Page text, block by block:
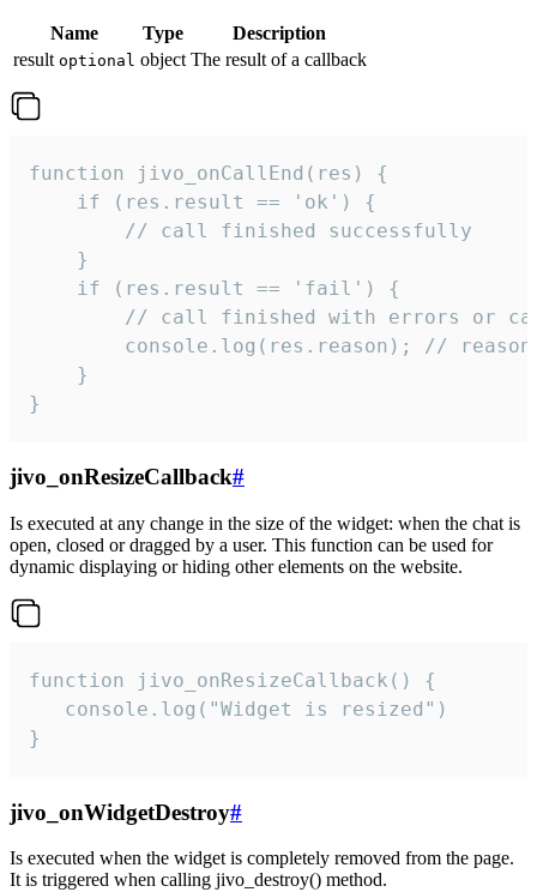
Name Type
Description
result optional object The result of a callback
function jivo_onCallEnd(res) {
    if (res.result == 'ok') {
        // call finished successfully
    }
    if (res.result == 'fail') {
// call finished with errors or
console.log(res.reason); //
    }
}
jivo_onResizeCallback#
Is executed at any change in the size of the widget: when the chat is
open, closed or dragged by a user. This function can be used for
dynamic displaying or hiding other elements on the website.
function jivo_onResizeCallback() {
   console.log("Widget is resized")
}
jivo_onWidgetDestroy#
Is executed when the widget is completely removed from the page.
It is triggered when calling jivo_destroy() method.